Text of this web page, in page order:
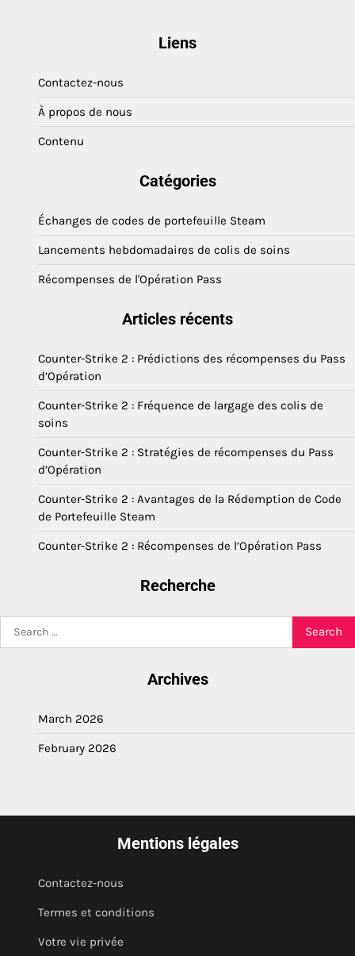
Liens
Contactez-nous
À propos de nous
Contenu
Catégories
Échanges de codes de portefeuille Steam
Lancements hebdomadaires de colis de soins
Récompenses de l'Opération Pass
Articles récents
Counter-Strike 2 : Prédictions des récompenses du Pass
d’Opération
Counter-Strike 2 : Fréquence de largage des colis de
soins
Counter-Strike 2 : Stratégies de récompenses du Pass
d’Opération
Counter-Strike 2 : Avantages de la Rédemption de Code
de Portefeuille Steam
Counter-Strike 2 : Récompenses de l’Opération Pass
Recherche
Search
for:
Archives
March 2026
February 2026
Mentions légales
Contactez-nous
Termes et conditions
Votre vie privée